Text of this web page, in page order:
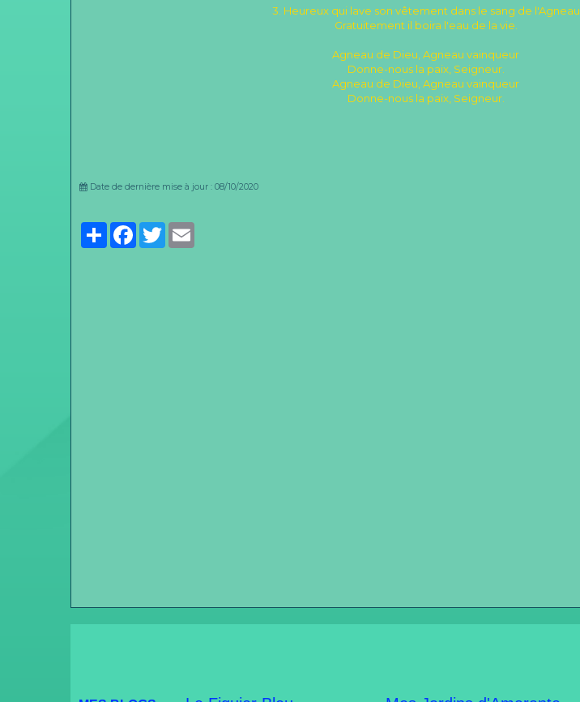
3. Heureux qui lave son vêtement dans le sang de l'Agneau
Gratuitement il boira l'eau de la vie.
Agneau de Dieu, Agneau vainqueur
Donne-nous la paix, Seigneur.
Agneau de Dieu, Agneau vainqueur
Donne-nous la paix, Seigneur.
Date de dernière mise à jour : 08/10/2020
PartagerFacebook
Twitter